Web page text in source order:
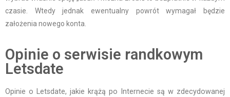
czasie. Wtedy jednak ewentualny powrót wymagał będzie
założenia nowego konta.
Opinie o serwisie randkowym
Letsdate
Opinie o Letsdate, jakie krążą po Internecie są w zdecydowanej